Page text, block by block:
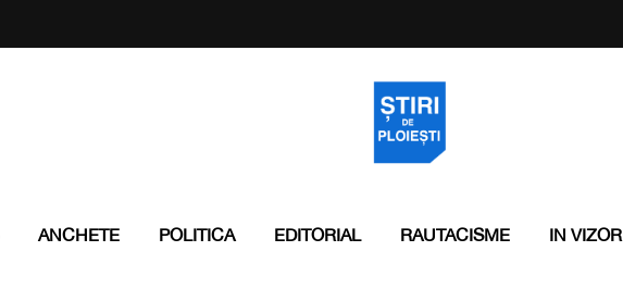
ANCHETE POLITICA EDITORIAL RAUTACISME IN VIZOR